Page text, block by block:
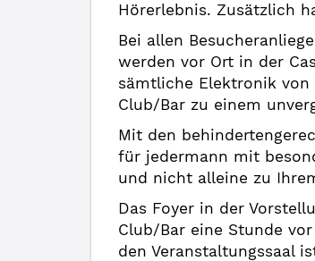
Hörerlebnis. Zusätzlich
Bei allen
werden vor Ort in der
sämtliche Elektronik von
Club/Bar zu einem
Mit den
für jedermann mit
und nicht alleine zu
Das Foyer in der
Club/Bar eine Stunde
den Veranstaltungssaal